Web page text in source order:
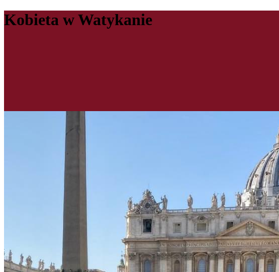
Kobieta w Watykanie